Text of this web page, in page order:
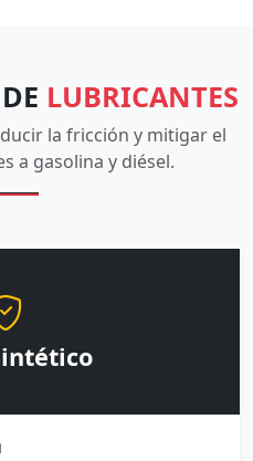
LUBRICANTES
la fricción y mitigar el
a gasolina y diésel.